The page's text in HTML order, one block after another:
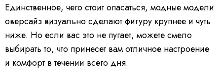
Единственное, чего стоит опасаться, модные модели
оверсайз визуально сделают фигуру крупнее и чуть
ниже. Но если вас это не пугает, можете смело
выбирать то, что принесет вам отличное настроение
и комфорт в течении всего дня.